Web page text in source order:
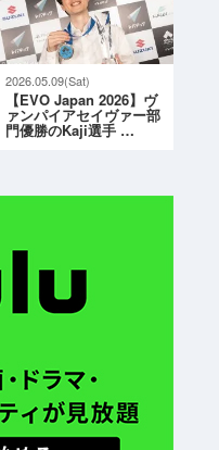
2026.05.09(Sat)
【EVO Japan 2026】ヴ
ァンパイアセイヴァー部
門優勝のKaji選手 …